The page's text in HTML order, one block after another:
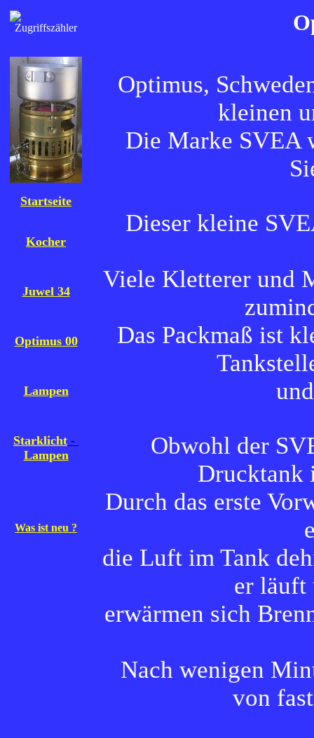
Startseite
Kocher
Juwel 34
Optimus 00
Lampen
Starklicht -
Lampen
Was ist neu ?
Optimus,
kleinen
Die Marke SVEA
Dieser kleine
Viele Kletterer und
Das Packmaß ist
Obwohl der
Drucktank
Durch das erste
die Luft im Tank
er läuft
erwärmen sich
Nach wenigen
von